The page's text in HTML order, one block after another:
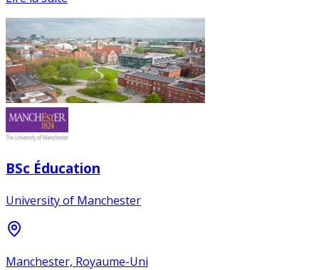
BSc Éducation
University of Manchester
Manchester, Royaume-Uni